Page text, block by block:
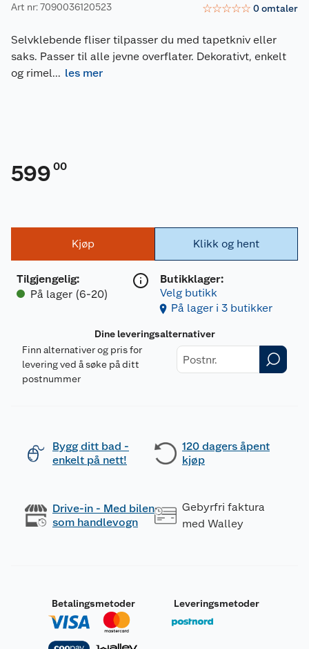
Art nr: 7090036120523 ☆☆☆☆☆ 0omtaler
Selvklebende fliser tilpasser du med tapetkniv eller
saks. Passer til alle jevne overflater. Dekorativt, enkelt
og rimel... les mer
599 00
Kjøp
Tilgjengelig:
På lager (6-20)
Klikk og hent
Butikklager:
Velg butikk
På lager i 3 butikker
Dine leveringsalternativer
Finn alternativer og pris for
levering ved å søke på ditt
postnummer
Bygg ditt bad -
enkelt på nett!
120 dagers åpent
kjøp
Drive-in - Med bilen
som handlevogn
Gebyrfri faktura
med Walley
Betalingsmetoder Leveringsmetoder